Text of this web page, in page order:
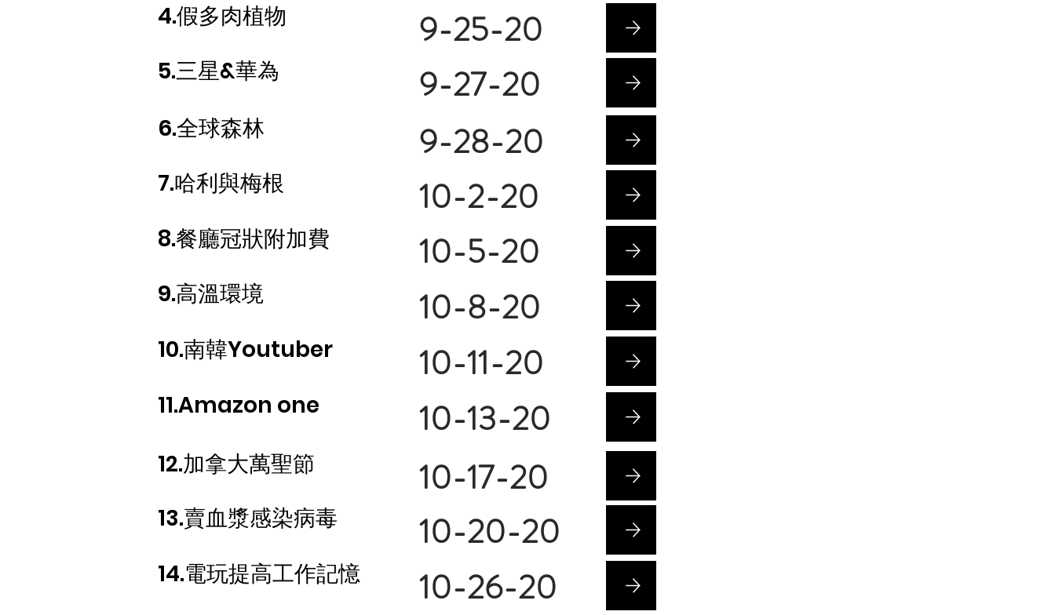
4.假多肉植物 9-25-20
5.三星&華為 9-27-20
6.全球森林 9-28-20
7.哈利與梅根 10-2-20
8.餐廳冠狀附加費 10-5-20
9.高溫環境 10-8-20
10.南韓Youtuber 10-11-20
11.Amazon one 10-13-20
​12.加拿大萬聖節 10-17-20
​13.賣血漿感染病毒 10-20-20
​14.電玩提高工作記憶 10-26-20